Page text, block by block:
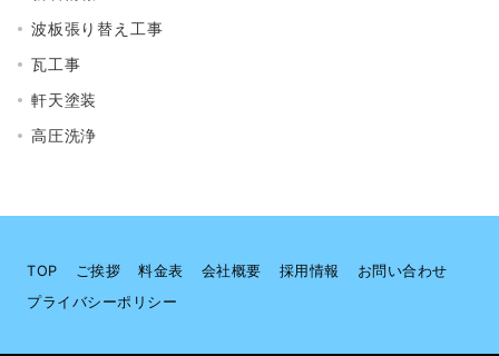
波板張り替え工事
瓦工事
軒天塗装
高圧洗浄
TOP ご挨拶 料金表 会社概要 採用情報
お問い合わせ
プライバシーポリシー